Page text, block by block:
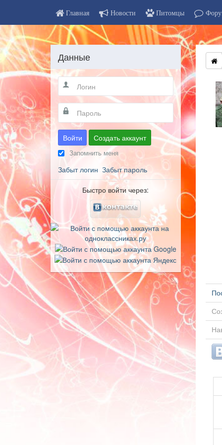
Главная Новости Питомцы
Данные
Войти Создать аккаунт
Запомнить меня
Забыт логин Забыт пароль
Быстро войти через: